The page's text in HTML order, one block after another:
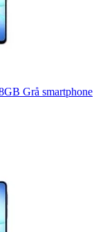
Grå smartphone